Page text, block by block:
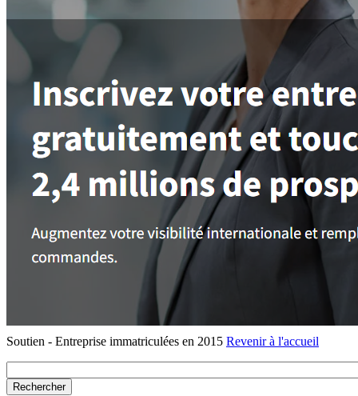
Soutien - Entreprise immatriculées en 2015 Revenir à l'accueil